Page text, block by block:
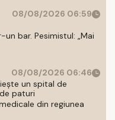
08/08/2026 06:59
bar. Pesimistul: „Mai
08/08/2026 06:46
un spital de
paturi
din regiunea